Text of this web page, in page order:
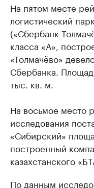
На пятом месте
логистический
(«Сбербанк
класса «А»,
«Толмачёво»
Сбербанка.
тыс. кв. м.
На восьмое место
исследования
«Сибирский»
построенный
казахстанского
По данным